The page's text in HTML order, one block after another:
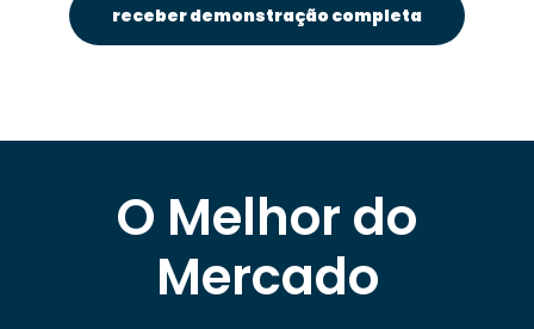
receber demonstração completa
O Melhor do
Mercado